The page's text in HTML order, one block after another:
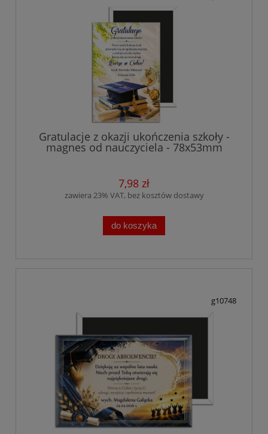
Gratulacje z okazji ukończenia szkoły -
magnes od nauczyciela - 78x53mm
7,98 zł
zawiera 23% VAT, bez kosztów dostawy
do koszyka
g10748